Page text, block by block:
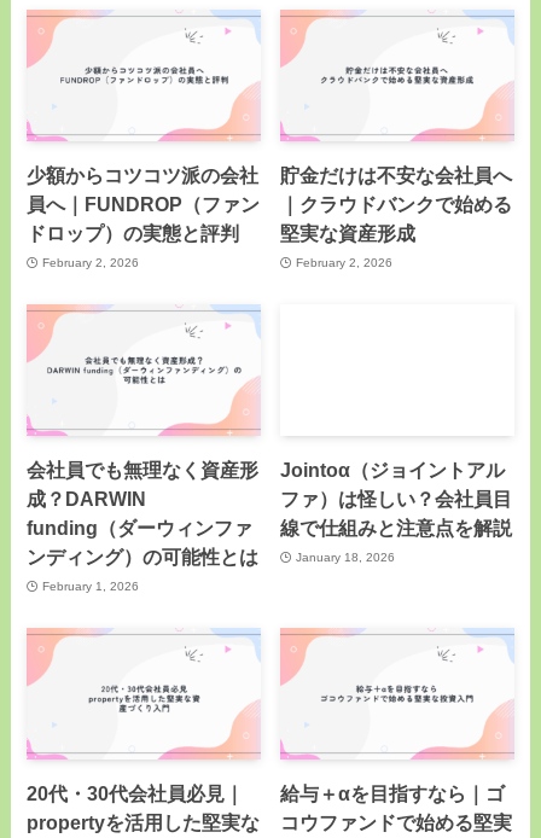
少額からコツコツ派の会社
員へ｜FUNDROP（ファン
ドロップ）の実態と評判
February 2, 2026
貯金だけは不安な会社員へ
｜クラウドバンクで始める
堅実な資産形成
February 2, 2026
会社員でも無理なく資産形
成？DARWIN
funding（ダーウィンファ
ンディング）の可能性とは
February 1, 2026
Jointoα（ジョイントアル
ファ）は怪しい？会社員目
線で仕組みと注意点を解説
January 18, 2026
20代・30代会社員必見｜
propertyを活用した堅実な
給与＋αを目指すなら｜ゴ
コウファンドで始める堅実